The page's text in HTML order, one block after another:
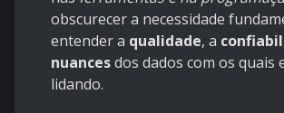
obscurecer a necessidade
entender a qualidade, a
nuancesdos dados com os quais
lidando.